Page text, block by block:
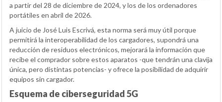
a partir del 28 de diciembre de 2024, y los de los ordenadores
portátiles en abril de 2026.
A juicio de José Luis Escrivá, esta norma será muy útil porque
permitirá la interoperabilidad de los cargadores, supondrá una
reducción de residuos electrónicos, mejorará la información que
recibe el comprador sobre estos aparatos -que tendrán una clavija
única, pero distintas potencias- y ofrece la posibilidad de adquirir
equipos sin cargador.
Esquema de ciberseguridad 5G